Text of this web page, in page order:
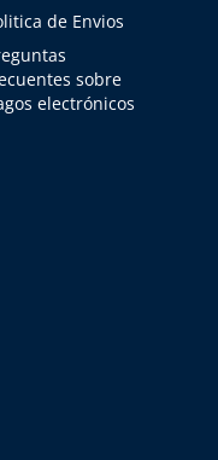
de Envios
sobre
electrónicos